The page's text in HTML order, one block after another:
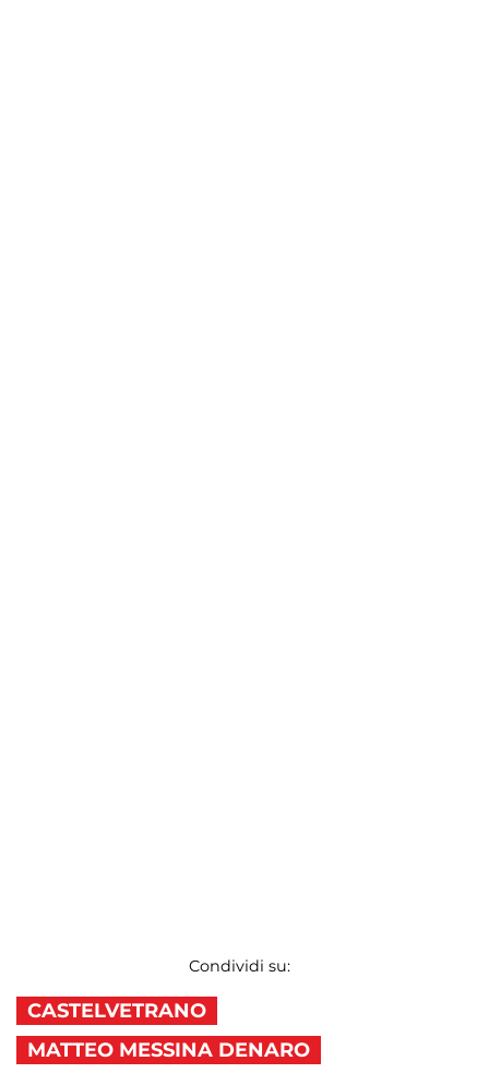
Condividi su:
CASTELVETRANO
MATTEO MESSINA DENARO